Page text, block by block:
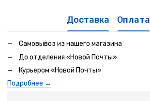
Доставка Оплата
Самовывоз из нашего магазина
До отделения «Новой Почты»
Курьером «Новой Почты»
Подробнее →